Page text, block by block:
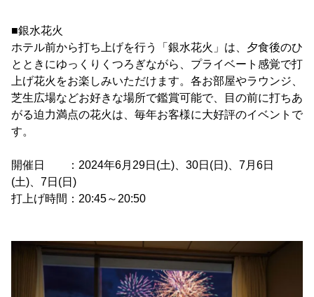
■銀水花火
ホテル前から打ち上げを行う「銀水花火」は、夕食後のひ
とときにゆっくりくつろぎながら、プライベート感覚で打
上げ花火をお楽しみいただけます。各お部屋やラウンジ、
芝生広場などお好きな場所で鑑賞可能で、目の前に打ちあ
がる迫力満点の花火は、毎年お客様に大好評のイベントで
す。
開催日 ：2024年6月29日(土)、30日(日)、7月6日
(土)、7日(日)
打上げ時間：20:45～20:50